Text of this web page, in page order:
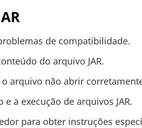
de compatibilidade.
do arquivo JAR.
arquivo não abrir
a execução de arquivos JAR.
para obter instruções